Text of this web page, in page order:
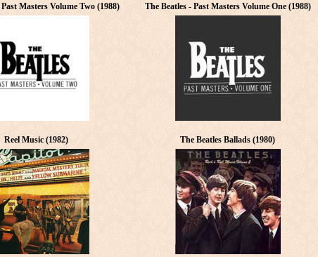
Masters Volume Two (1988) The Beatles - Past Masters Volume One (1988)
Reel Music (1982) The Beatles Ballads (1980)